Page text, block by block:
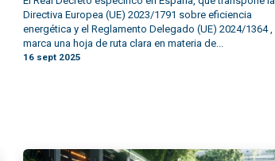
Directiva Europea (UE) 2023/1791 sobre eficiencia
energética y el Reglamento Delegado (UE) 2024/1364 ,
marca una hoja de ruta clara en materia de...
16 sept 2025